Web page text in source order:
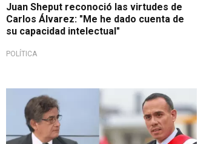
Juan Sheput reconoció las virtudes de
Carlos Álvarez: "Me he dado cuenta de
su capacidad intelectual"
POLÍTICA
Tajante crítica